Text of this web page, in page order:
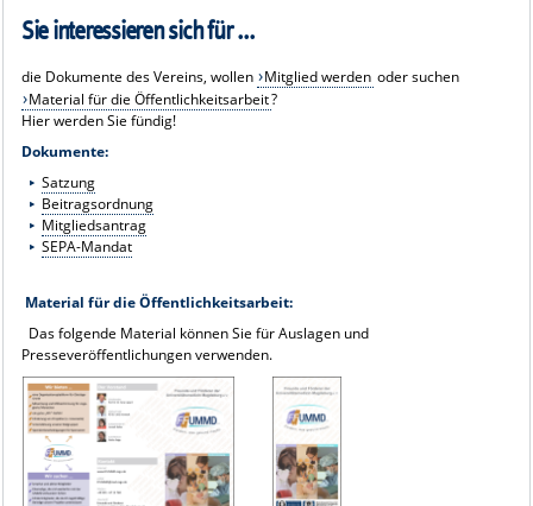
Sie interessieren sich für ...
die Dokumente des Vereins, wollen Mitglied werden oder suchen
Material für die Öffentlichkeitsarbeit?
Hier werden Sie fündig!
Dokumente:
Satzung
Beitragsordnung
Mitgliedsantrag
SEPA-Mandat
Material für die Öffentlichkeitsarbeit:
Das folgende Material können Sie für Auslagen und
Presseveröffentlichungen verwenden.